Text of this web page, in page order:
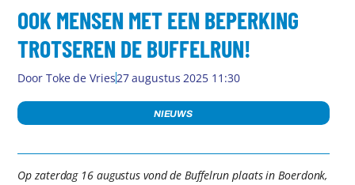
OOK MENSEN MET EEN BEPERKING
TROTSEREN DE BUFFELRUN!
Door Toke de Vries27 augustus 2025 11:30
NIEUWS
Op zaterdag 16 augustus vond de Buffelrun plaats in Boerdonk,